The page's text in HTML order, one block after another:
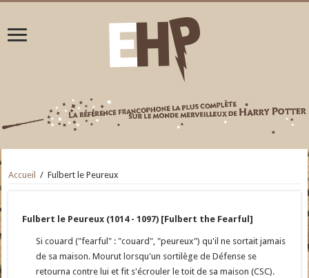
Accueil / Fulbert le Peureux
Fulbert le Peureux (1014 - 1097) [Fulbert the Fearful]
Si couard ("fearful" : "couard", "peureux") qu'il ne sortait jamais
de sa maison. Mourut lorsqu'un sortilège de Défense se
retourna contre lui et fit s'écrouler le toit de sa maison (CSC).